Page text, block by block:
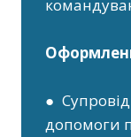
●
допомоги